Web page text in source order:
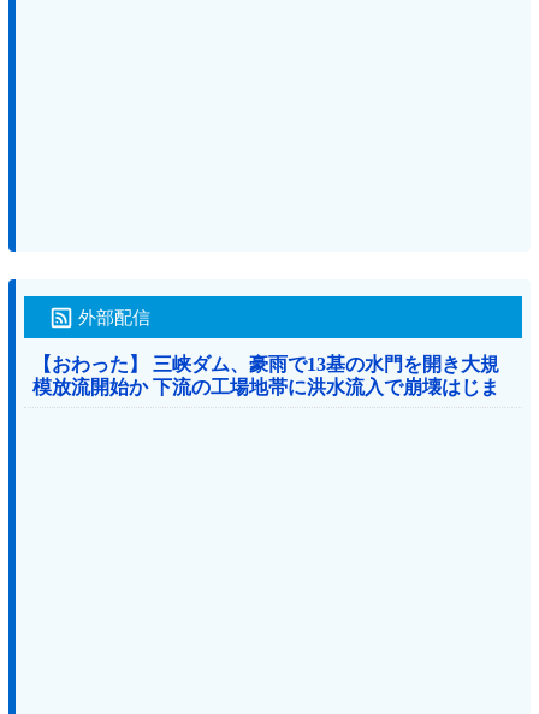
外部配信
【おわった】 三峡ダム、豪雨で13基の水門を開き大規
模放流開始か 下流の工場地帯に洪水流入で崩壊はじま
る